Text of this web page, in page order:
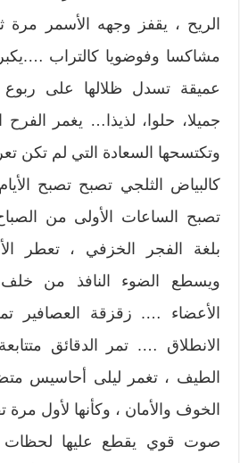
الريح ، يقفز وجهه الأسمر مرة
مشاكسا وفوضويا كالتراب
عميقة تسدل ظلالها على ربوع
جميلا، حلوا، لذيذا… يغمر الفرح
وتكتسحها السعادة التي لم تكن
كالبياض الثلجي تصبح تصبح
تصبح الساعات الأولى من
بلغة الفجر الخزفي ، تعطر
ويسطع الضوء النافذ من
الأعضاء …. زقزقة
الانطلاق …. تمر الدقائق
الطيف ، تغمر ليلى أحاسيس
الخوف والأمان ، وكأنها لأول
صوت قوي يقطع عليها لحظات